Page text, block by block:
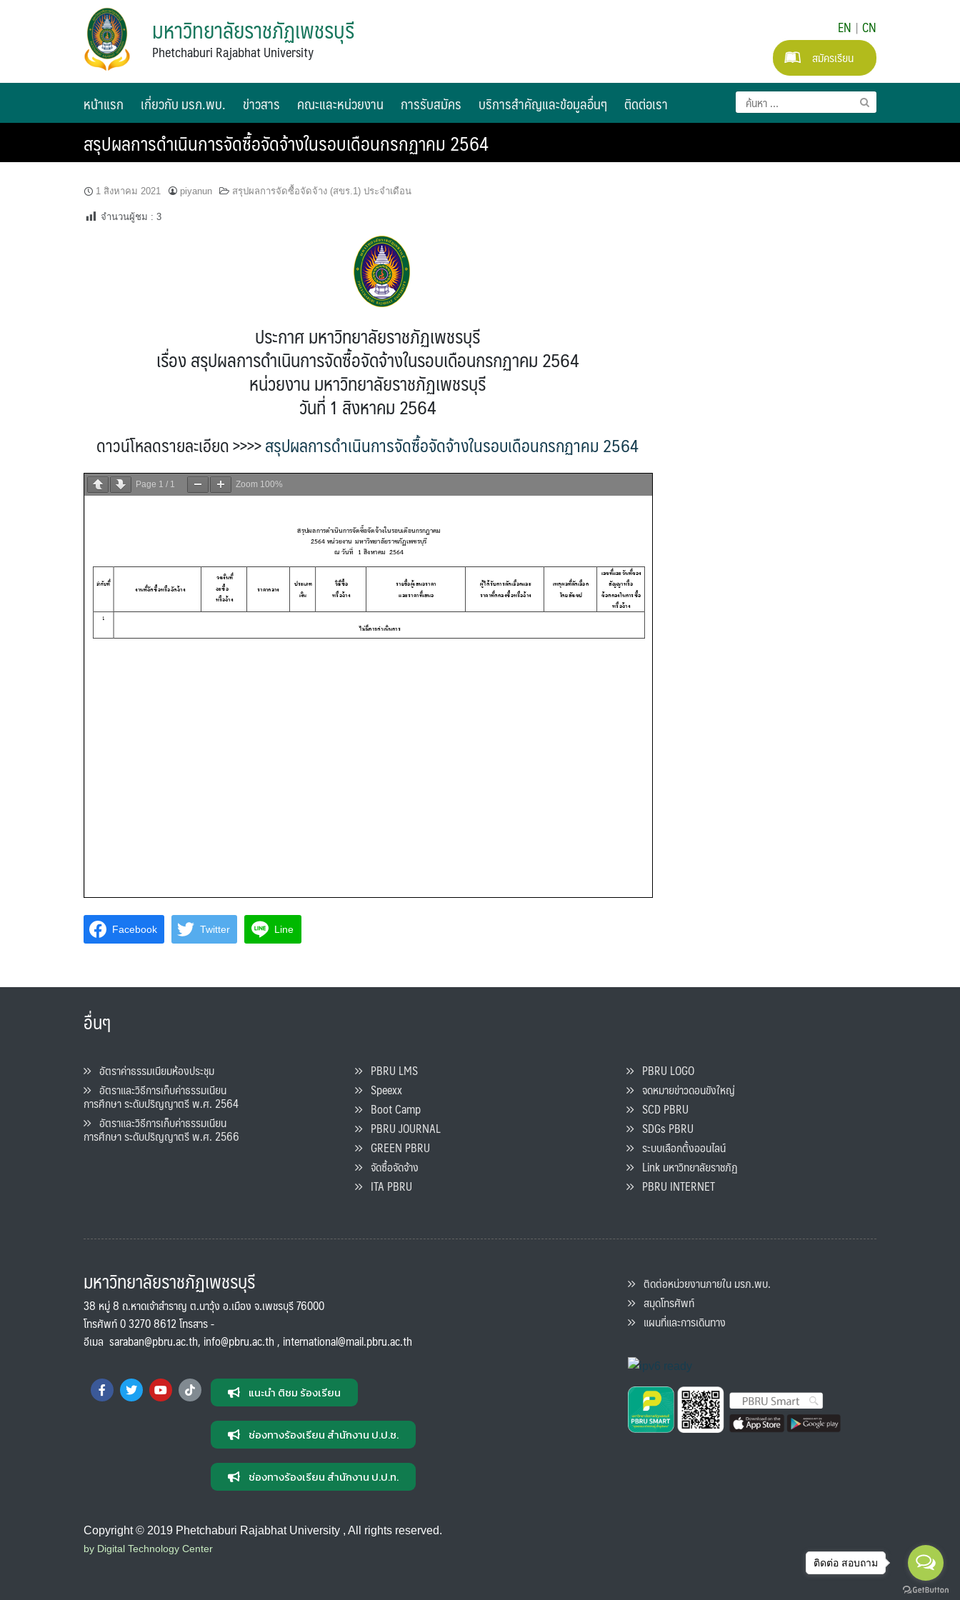
มหาวิทยาลัยราชภัฏเพชรบุรี
Phetchaburi Rajabhat University
EN | CN
สมัครเรียน
หน้าแรก เกี่ยวกับ มรภ.พบ. ข่าวสาร คณะและหน่วยงาน การรับสมัคร บริการสำคัญและข้อมูลอื่นๆ ติดต่อเรา
สรุปผลการดำเนินการจัดซื้อจัดจ้างในรอบเดือนกรกฏาคม 2564
1 สิงหาคม 2021 piyanun สรุปผลการจัดซื้อจัดจ้าง (สขร.1) ประจำเดือน
จำนวนผู้ชม : 3
ประกาศ มหาวิทยาลัยราชภัฏเพชรบุรี
เรื่อง สรุปผลการดำเนินการจัดซื้อจัดจ้างในรอบเดือนกรกฏาคม 2564
หน่วยงาน มหาวิทยาลัยราชภัฏเพชรบุรี
วันที่ 1 สิงหาคม 2564
ดาวน์โหลดรายละเอียด >>>>สรุปผลการดำเนินการจัดซื้อจัดจ้างในรอบเดือนกรกฏาคม 2564
Page 1 / 1 Zoom 100%
Facebook Twitter Line
อื่นๆ
อัตราค่าธรรมเนียมห้องประชุม
อัตราและวิธีการเก็บค่าธรรมเนียน
การศึกษา ระดับปริญญาตรี พ.ศ. 2564
อัตราและวิธีการเก็บค่าธรรมเนียน
การศึกษา ระดับปริญญาตรี พ.ศ. 2566
PBRU LMS
Speexx
Boot Camp
PBRU JOURNAL
GREEN PBRU
จัดซื้อจัดจ้าง
ITA PBRU
PBRU LOGO
จดหมายข่าวดอนขังใหญ่
SCD PBRU
SDGs PBRU
ระบบเลือกตั้งออนไลน์
Link มหาวิทยาลัยราชภัฏ
PBRU INTERNET
มหาวิทยาลัยราชภัฏเพชรบุรี
38 หมู่ 8 ถ.หาดเจ้าสำราญ ต.นาวุ้ง อ.เมือง จ.เพชรบุรี 76000
โทรศัพท์ 0 3270 8612 โทรสาร -
อีเมล saraban@pbru.ac.th, info@pbru.ac.th, international@mail.pbru.ac.th
แนะนำ ติชม ร้องเรียน
ช่องทางร้องเรียน สำนักงาน ป.ป.ช.
ช่องทางร้องเรียน สำนักงาน ป.ป.ท.
Copyright © 2019 Phetchaburi Rajabhat University , All rights reserved.
by Digital Technology Center
ติดต่อหน่วยงานภายใน มรภ.พบ.
สมุดโทรศัพท์
แผนที่และการเดินทาง
ติดต่อ สอบถาม